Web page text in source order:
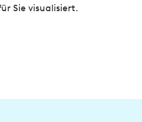
Sie visualisiert.